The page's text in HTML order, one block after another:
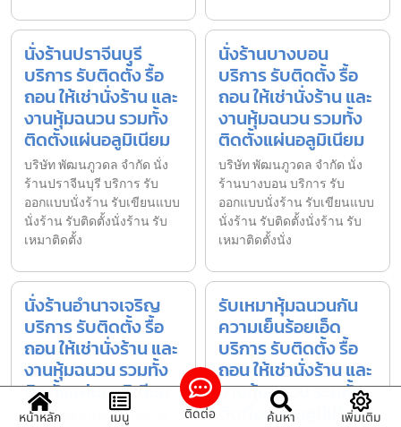
นั่งร้านปราจีนบุรี
บริการ รับติดตั้ง รื้อ
ถอน ให้เช่านั่งร้าน และ
งานหุ้มฉนวน รวมทั้ง
ติดตั้งแผ่นอลูมิเนียม
บริษัท พัฒนภูวดล จำกัด นั่ง
ร้านปราจีนบุรี บริการ รับ
ออกแบบนั่งร้าน รับเขียนแบบ
นั่งร้าน รับติดตั้งนั่งร้าน รับ
เหมาติดตั้ง
นั่งร้านบางบอน
บริการ รับติดตั้ง รื้อ
ถอน ให้เช่านั่งร้าน และ
งานหุ้มฉนวน รวมทั้ง
ติดตั้งแผ่นอลูมิเนียม
บริษัท พัฒนภูวดล จำกัด นั่ง
ร้านบางบอน บริการ รับ
ออกแบบนั่งร้าน รับเขียนแบบ
นั่งร้าน รับติดตั้งนั่งร้าน รับ
เหมาติดตั้งนั่ง
นั่งร้านอำนาจเจริญ
บริการ รับติดตั้ง รื้อ
ถอน ให้เช่านั่งร้าน และ
งานหุ้มฉนวน รวมทั้ง
ติดตั้งแผ่นอลูมิเนียม
บริษัท พัฒนภูวดล จำกัด นั่ง
รับเหมาหุ้มฉนวนกัน
ความเย็นร้อยเอ็ด
บริการ รับติดตั้ง รื้อ
ถอน ให้เช่านั่งร้าน และ
งานหุ้มฉนวน รวมทั้ง
ติดตั้งแผ่นอลูมิเนียม
หน้าหลัก เมนู ติดต่อ ค้นหา เพิ่มเติม